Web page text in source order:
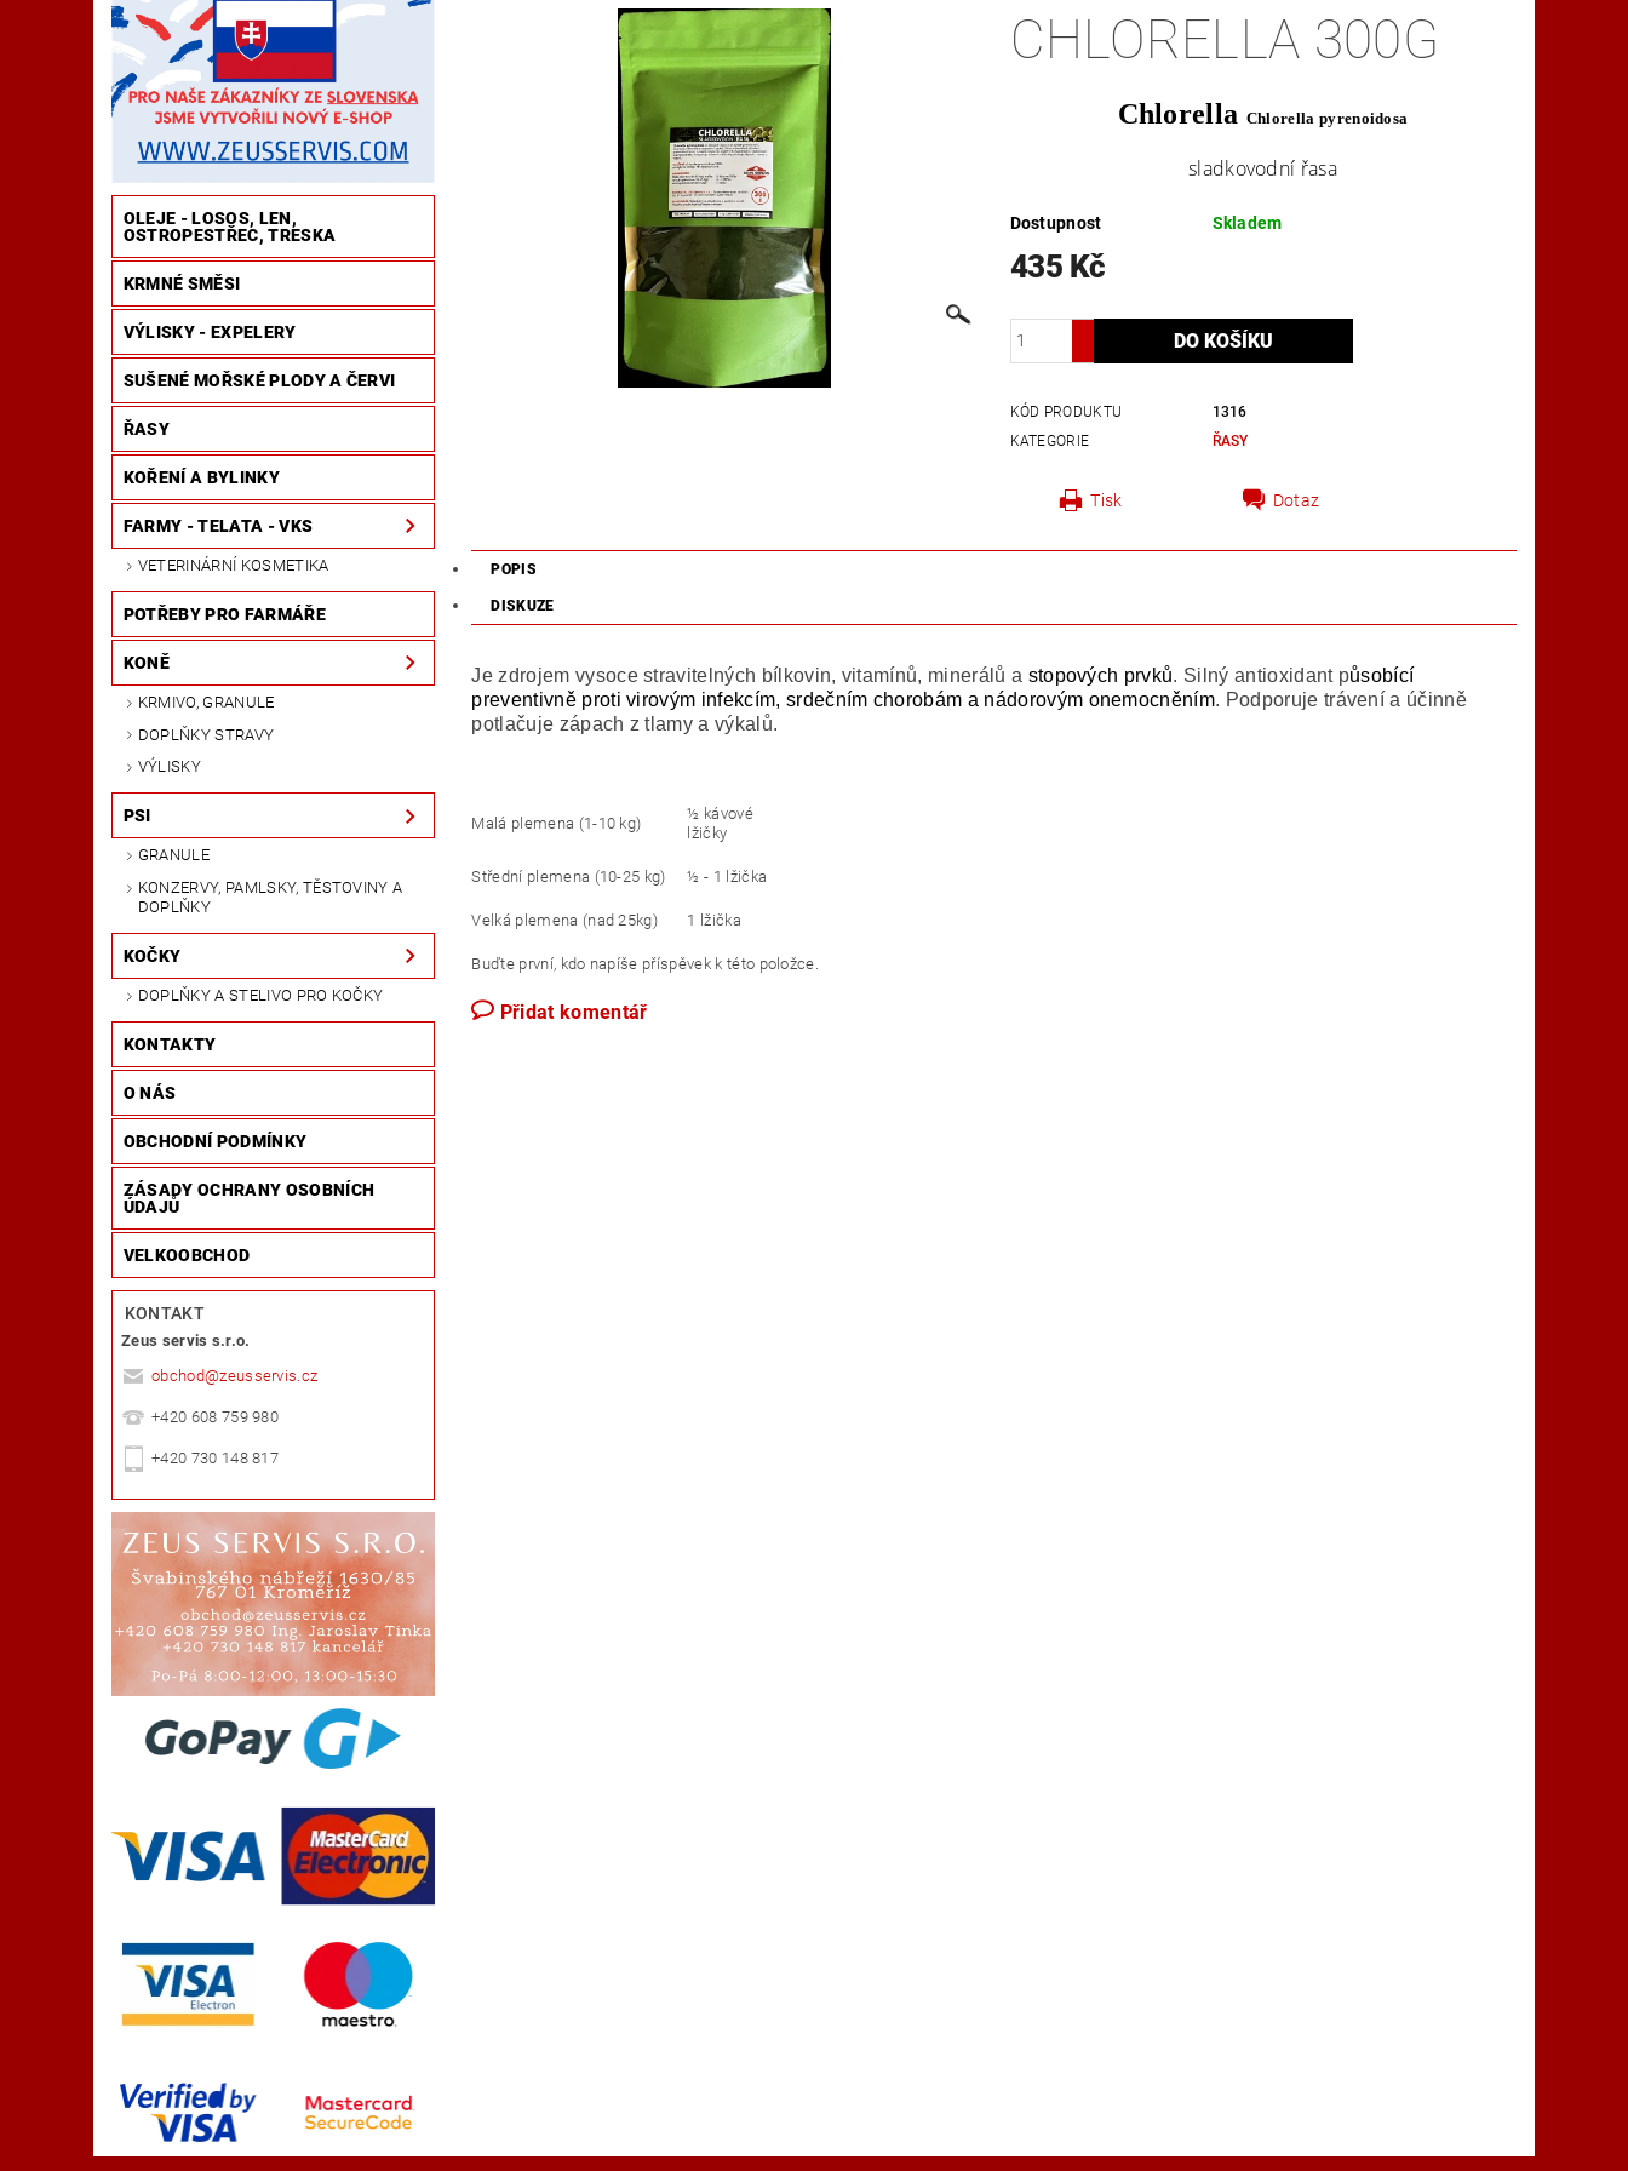
OBCHODNÍ PODMÍNKY ZÁSADY OCHRANY OSOBNÍCH ÚDAJŮ KONTAKTY OBCHODNÍ PODMÍNKY
ZÁSADY OCHRANY OSOBNÍCH ÚDAJŮ
OLEJE - LOSOS, LEN,
OSTROPESTŘEC, TRESKA
KRMNÉ SMĚSI
VÝLISKY - EXPELERY
SUŠENÉ MOŘSKÉ PLODY A ČERVI
ŘASY
KOŘENÍ A BYLINKY
FARMY - TELATA - VKS
VETERINÁRNÍ KOSMETIKA
POTŘEBY PRO FARMÁŘE
KONĚ
KRMIVO, GRANULE
DOPLŇKY STRAVY
VÝLISKY
PSI
GRANULE
KONZERVY, PAMLSKY, TĚSTOVINY A
DOPLŇKY
KOČKY
DOPLŇKY A STELIVO PRO KOČKY
KONTAKTY
O NÁS
OBCHODNÍ PODMÍNKY
ZÁSADY OCHRANY OSOBNÍCH
ÚDAJŮ
VELKOOBCHOD
KONTAKT
Zeus servis s.r.o.
obchod@zeusservis.cz
+420 608 759 980
+420 730 148 817
CHLORELLA 300G
Chlorella Chlorella pyrenoidosa
sladkovodní řasa
Dostupnost Skladem
435 Kč
KÓD PRODUKTU
1316
KATEGORIE
ŘASY
Tisk Dotaz
POPIS
DISKUZE
Je zdrojem vysoce stravitelných bílkovin, vitamínů, minerálů a stopových prvků. Silný antioxidant působící
preventivně proti virovým infekcím, srdečním chorobám a nádorovým onemocněním. Podporuje trávení a účinně
potlačuje zápach z tlamya výkalů.
Malá plemena (1-10 kg)
½ kávové
lžičky
Střední plemena (10-25 kg) ½ - 1 lžička
Velká plemena (nad 25kg) 1 lžička
Buďte první, kdo napíše příspěvek k této položce.
Přidat komentář